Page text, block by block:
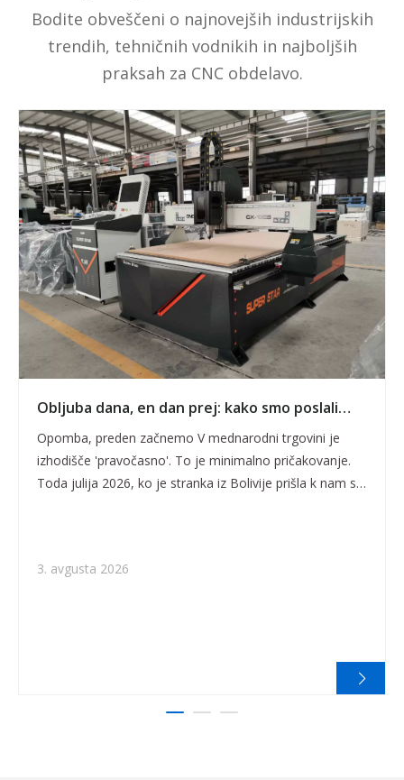
Bodite obveščeni o najnovejših industrijskih
trendih, tehničnih vodnikih in najboljših
praksah za CNC obdelavo.
Obljuba dana, en dan prej: kako smo poslali
CNC-rezkalnik CX-1325 v Bolivijo pred
predvidenim rokom - julij 2026
Opomba, preden začnemo V mednarodni trgovini je
izhodišče 'pravočasno'. To je minimalno pričakovanje.
Toda julija 2026, ko je stranka iz Bolivije prišla k nam s
3. avgusta 2026